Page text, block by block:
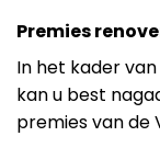
Premies
In het kader
kan u best
premies van de